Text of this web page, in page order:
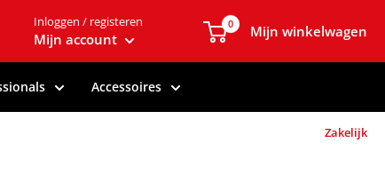
Inloggen / registeren
Mijn account
0 Mijn winkelwagen
Accessoires
Zakelijk